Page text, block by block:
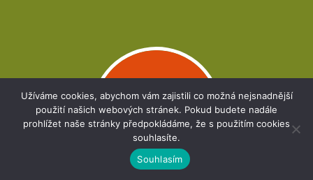
Užíváme cookies, abychom vám zajistili co možná nejsnadnější
použití našich webových stránek. Pokud budete nadále
prohlížet naše stránky předpokládáme, že s použitím cookies
souhlasíte.
Souhlasím